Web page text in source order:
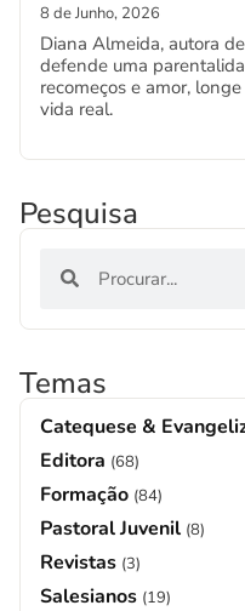
8 de Junho, 2026
Diana Almeida, autora
defende uma
recomeços e amor,
vida real.
Pesquisa
Temas
Catequese &
Editora (68)
Formação (84)
Pastoral Juvenil (8)
Revistas (3)
Salesianos (19)